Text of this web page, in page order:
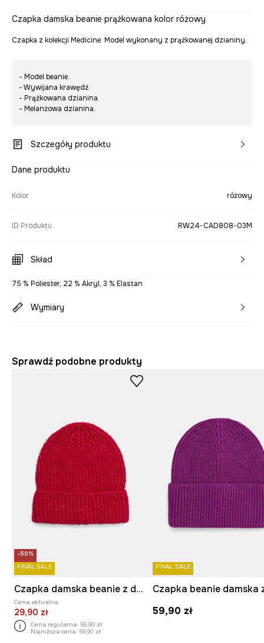
Czapka damska beanie prążkowana kolor różowy
Czapka z kolekcji Medicine. Model wykonany z prążkowanej dzianiny.
- Model beanie.
- Wywijana krawędź.
- Prążkowana dzianina.
- Melanżowa dzianina.
Szczegóły produktu
Dane produktu
Kolor różowy
ID Produktu RW24-CAD808-03M
Skład
75 % Poliester, 22 % Akryl, 3 % Elastan
Wymiary
Sprawdź podobne produkty
-50%
FINAL SALE
Czapka damska beanie z domieszką wełny
Cena aktualna:
29,90 zł
Cena regularna: 59,90 zł
Najniższa cena: 59,90 zł
FINAL SALE
59,90 zł